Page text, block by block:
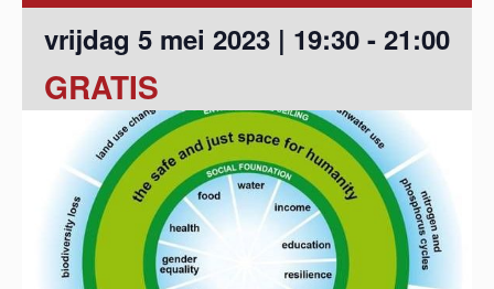
vrijdag 5 mei 2023 | 19:30 - 21:00
GRATIS